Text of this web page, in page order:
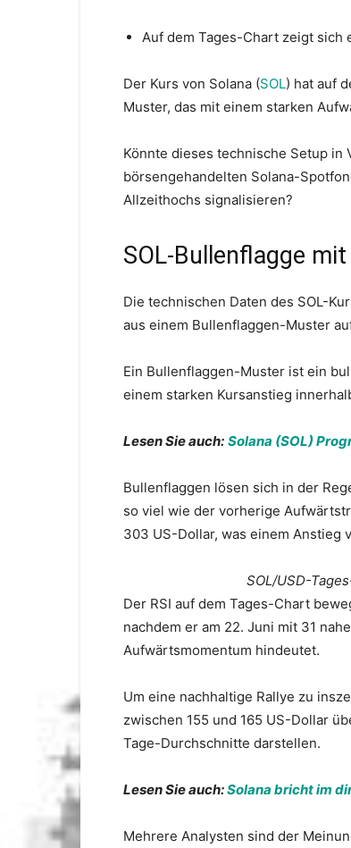
Auf dem Tages-Chart zeigt sich
Der Kurs von Solana (SOL) hat auf
Muster, das mit einem starken
Könnte dieses technische Setup
börsengehandelten Solana-
Allzeithochs signalisieren?
SOL-Bullenflagge
Die technischen Daten des SOL-
aus einem Bullenflaggen-Muster
Ein Bullenflaggen-Muster ist ein
einem starken Kursanstieg
Lesen Sie auch: Solana (SOL)
Bullenflaggen lösen sich in der
so viel wie der vorherige
303 US-Dollar, was einem Anstieg
SOL/USD-
Der RSI auf dem Tages-Chart
nachdem er am 22. Juni mit 31
Aufwärtsmomentum hindeutet.
Um eine nachhaltige Rallye zu
zwischen 155 und 165 US-Dollar
Tage-Durchschnitte darstellen.
Lesen Sie auch:Solana bricht im
Mehrere Analysten sind der